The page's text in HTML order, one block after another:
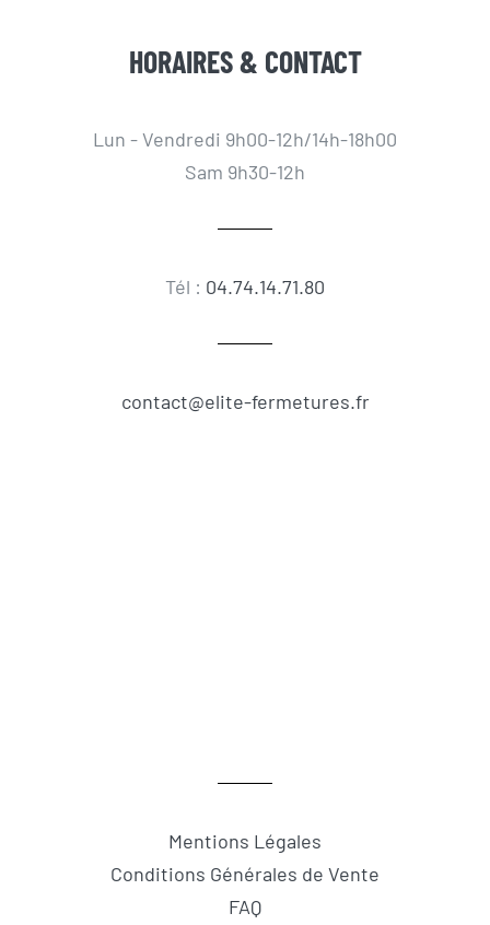
HORAIRES & CONTACT
Lun - Vendredi 9h00-12h/14h-18h00
Sam 9h30-12h
Tél : 04.74.14.71.80
contact@elite-fermetures.fr
Mentions Légales
Conditions Générales de Vente
FAQ